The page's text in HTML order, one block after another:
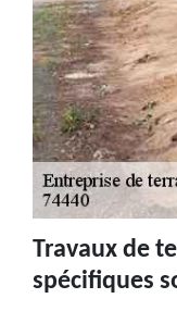
Travaux de
spécifiques